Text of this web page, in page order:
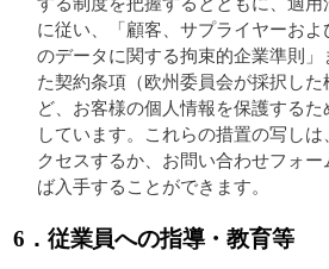
に従い、「顧客、サプライヤーお
のデータに関する拘束的企業準則」
た契約条項（欧州委員会が採択し
ど、お客様の個人情報を保護するた
しています。これらの措置の写し
クセスするか、お問い合わせフォ
ば入手することができます。
6．従業員への指導・教育等